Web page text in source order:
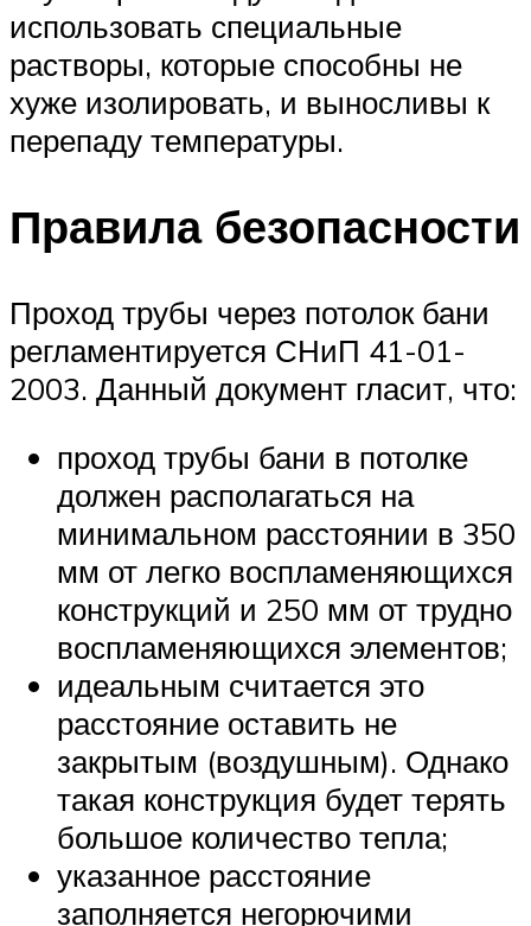
использовать специальные
растворы, которые способны не
хуже изолировать, и выносливы к
перепаду температуры.
Правила безопасности
Проход трубы через потолок бани
регламентируется СНиП 41-01-
2003. Данный документ гласит, что:
проход трубы бани в потолке
должен располагаться на
минимальном расстоянии в 350
мм от легко воспламеняющихся
конструкций и 250 мм от трудно
воспламеняющихся элементов;
идеальным считается это
расстояние оставить не
закрытым (воздушным). Однако
такая конструкция будет терять
большое количество тепла;
указанное расстояние
заполняется негорючими